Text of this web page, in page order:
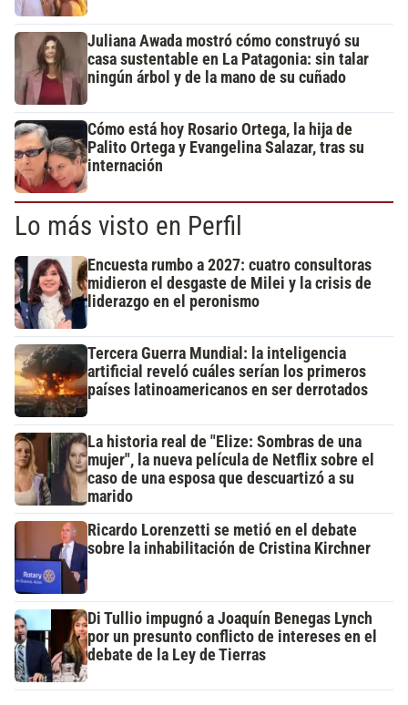
Juliana Awada mostró cómo construyó su
casa sustentable en La Patagonia: sin talar
ningún árbol y de la mano de su cuñado
Cómo está hoy Rosario Ortega, la hija de
Palito Ortega y Evangelina Salazar, tras su
internación
Lo más visto en Perfil
Encuesta rumbo a 2027: cuatro consultoras
midieron el desgaste de Milei y la crisis de
liderazgo en el peronismo
Tercera Guerra Mundial: la inteligencia
artificial reveló cuáles serían los primeros
países latinoamericanos en ser derrotados
La historia real de "Elize: Sombras de una
mujer", la nueva película de Netflix sobre el
caso de una esposa que descuartizó a su
marido
Ricardo Lorenzetti se metió en el debate
sobre la inhabilitación de Cristina Kirchner
Di Tullio impugnó a Joaquín Benegas Lynch
por un presunto conflicto de intereses en el
debate de la Ley de Tierras